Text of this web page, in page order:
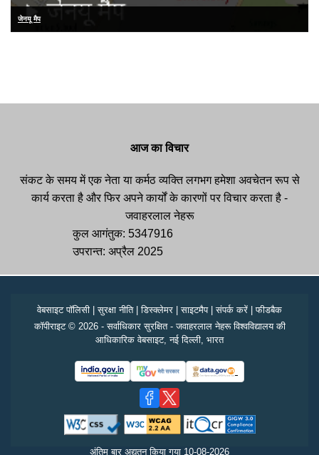
जेनयू मैप
आज का विचार
संकट के समय में एक नेता या कर्मठ व्यक्ति लगभग हमेशा अवचेतन रूप से
कार्य करता है और फिर अपने कार्यों के कारणों पर विचार करता है -
जवाहरलाल नेहरू
कुल आगंतुक: 5347916
उपरान्त: अप्रैल 2025
वेबसाइट पॉलिसी |सुरक्षा नीति|डिस्क्लेमर |साइटमैप|संपर्क करें |फीडबैक
कॉपीराइट © 2026 - सर्वाधिकार सुरक्षित - जवाहरलाल नेहरू विश्वविद्यालय की
आधिकारिक वेबसाइट, नई दिल्ली, भारत
अंतिम बार अद्यतन किया गया 10-08-2026